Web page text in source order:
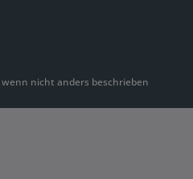
nicht anders beschrieben